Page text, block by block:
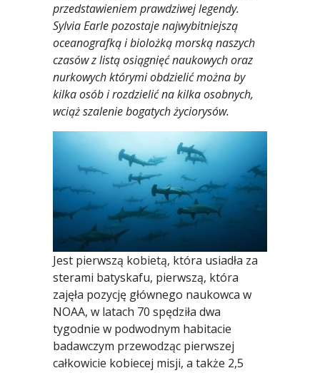
przedstawieniem prawdziwej legendy.
Sylvia Earle pozostaje najwybitniejszą
oceanografką i biolożką morską naszych
czasów z listą osiągnięć naukowych oraz
nurkowych którymi obdzielić można by
kilka osób i rozdzielić na kilka osobnych,
wciąż szalenie bogatych życiorysów.
Jest pierwszą kobietą, która usiadła za
sterami batyskafu, pierwszą, która
zajęła pozycję głównego naukowca w
NOAA, w latach 70 spędziła dwa
tygodnie w podwodnym habitacie
badawczym przewodząc pierwszej
całkowicie kobiecej misji, a także 2,5